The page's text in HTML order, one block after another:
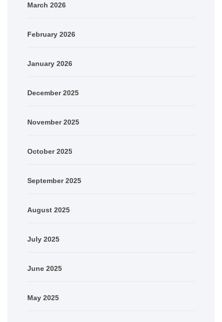
March 2026
February 2026
January 2026
December 2025
November 2025
October 2025
September 2025
August 2025
July 2025
June 2025
May 2025